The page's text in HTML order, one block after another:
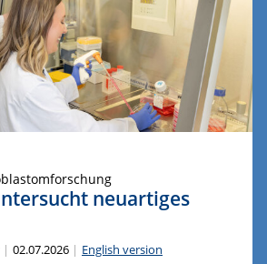
neuartiges
02.07.2026 English version